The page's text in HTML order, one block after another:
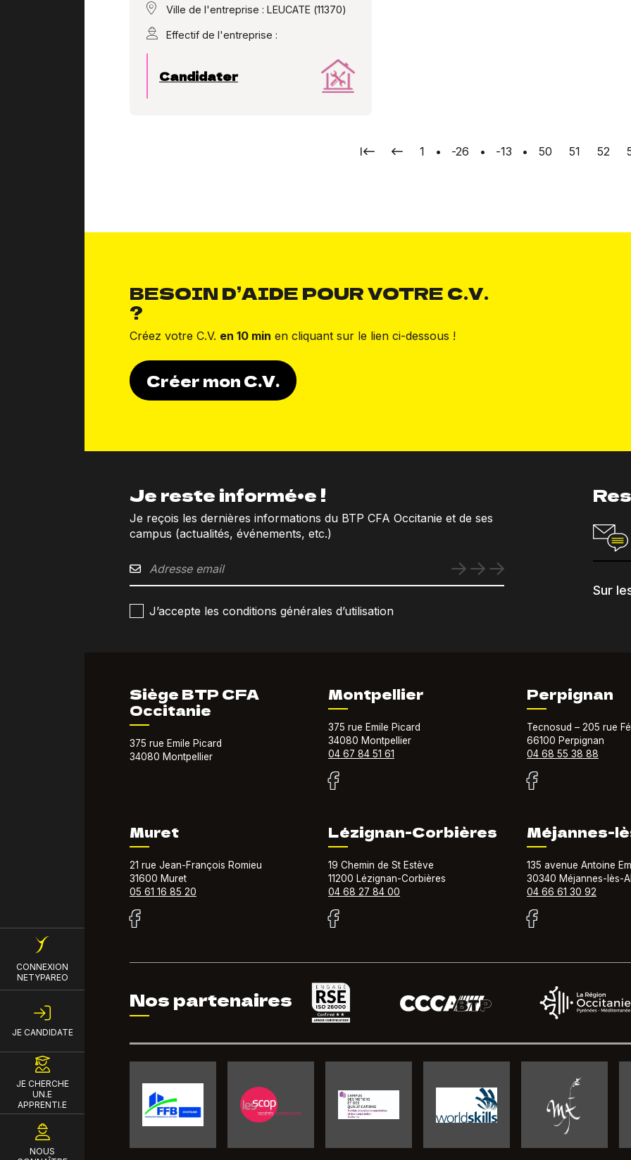
Menu du compte de l'utilisateur
CONNEXION
NETYPAREO
JE CANDIDATE
JE CHERCHE
UN.E
APPRENTI.E
NOUS
Ville de l'entreprise : LEUCATE (11370)
Effectif de l'entreprise :
Candidater
Première page
Page précédente
Page
1 • Page
-26 • Page
-13 • Page
50 Page
51 Page
52
BESOIN D’AIDE POUR VOTRE C.V.
?
Créez votre C.V. en 10 min en cliquant sur le lien ci-dessous !
Créer mon C.V.
Je reste informé•e !
Je reçois les dernières informations du BTP CFA Occitanie et de ses
campus (actualités, événements, etc.)
J’accepte les conditions générales d’utilisation
Sur
Siège BTP CFA
Occitanie
375 rue Emile Picard
34080 Montpellier
Montpellier
375 rue Emile Picard
34080 Montpellier
04 67 84 51 61
Perpignan
Tecnosud – 205 rue
66100 Perpignan
04 68 55 38 88
Muret
21 rue Jean-François Romieu
31600 Muret
05 61 16 85 20
Lézignan-Corbières
19 Chemin de St Estève
11200 Lézignan-Corbières
04 68 27 84 00
Méjannes-
135 avenue Antoine
30340 Méjannes-lès-
04 66 61 30 92
Nos partenaires